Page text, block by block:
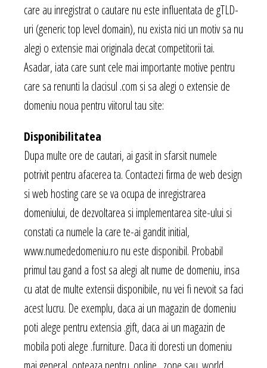
care au inregistrat o cautare nu este influentata de gTLD-
uri (generic top level domain), nu exista nici un motiv sa nu
alegi o extensie mai originala decat competitorii tai.
Asadar, iata care sunt cele mai importante motive pentru
care sa renunti la clacisul .com si sa alegi o extensie de
domeniu noua pentru viitorul tau site:
Disponibilitatea
Dupa multe ore de cautari, ai gasit in sfarsit numele
potrivit pentru afacerea ta. Contactezi firma de web design
si web hosting care se va ocupa de inregistrarea
domeniului, de dezvoltarea si implementarea site-ului si
constati ca numele la care te-ai gandit initial,
www.numededomeniu.ro nu este disponibil. Probabil
primul tau gand a fost sa alegi alt nume de domeniu, insa
cu atat de multe extensii disponibile, nu vei fi nevoit sa faci
acest lucru. De exemplu, daca ai un magazin de domeniu
poti alege pentru extensia .gift, daca ai un magazin de
mobila poti alege .furniture. Daca iti doresti un domeniu